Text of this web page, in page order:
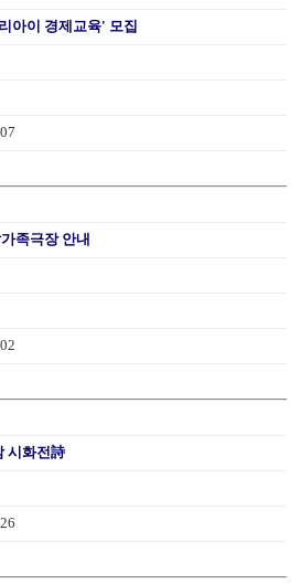
아이 경제교육' 모집
족극장 안내
시화전詩